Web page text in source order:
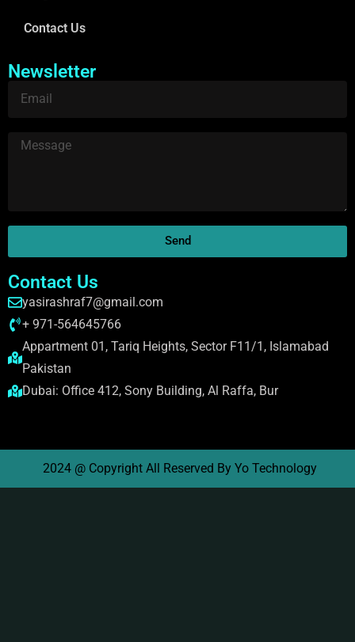
Contact Us
Newsletter
Send
Contact Us
yasirashraf7@gmail.com
+ 971-564645766
Appartment 01, Tariq Heights, Sector F11/1, Islamabad
Pakistan
Dubai: Office 412, Sony Building, Al Raffa, Bur
2024 @ Copyright All Reserved By Yo Technology